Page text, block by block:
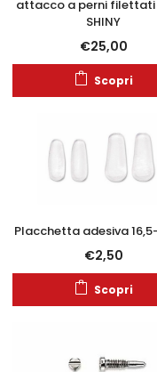
attacco a perni filettati
SHINY
€25,00
Scopri
Placchetta adesiva
€2,50
Scopri